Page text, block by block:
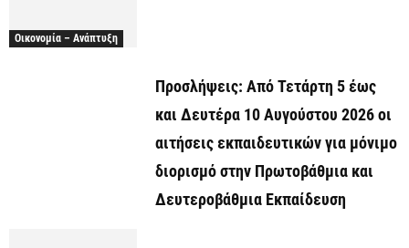
Οικονομία – Ανάπτυξη
Προσλήψεις: Από Τετάρτη 5 έως
και Δευτέρα 10 Αυγούστου 2026 οι
αιτήσεις εκπαιδευτικών για μόνιμο
διορισμό στην Πρωτοβάθμια και
Δευτεροβάθμια Εκπαίδευση